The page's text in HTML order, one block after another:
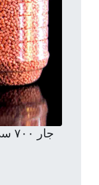
جار ۷۰۰ سی سی خمره ای دهانه ۷۰